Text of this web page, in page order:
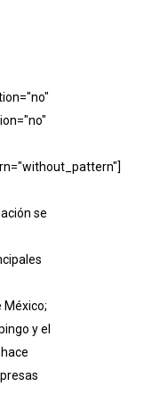
se
México;
y el